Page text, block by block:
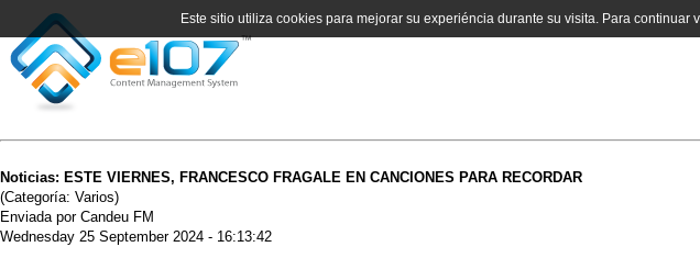
Noticias: ESTE VIERNES, FRANCESCO FRAGALE EN CANCIONES PARA RECORDAR
(Categoría: Varios)
Enviada por Candeu FM
Wednesday 25 September 2024 - 16:13:42
Este sitio utiliza cookies para mejorar su experiéncia durante su visita. Para